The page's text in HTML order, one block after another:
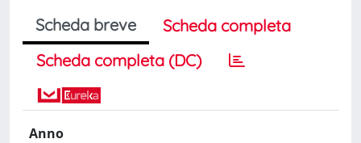
Scheda breve
Scheda completa
Scheda completa (DC)
Anno